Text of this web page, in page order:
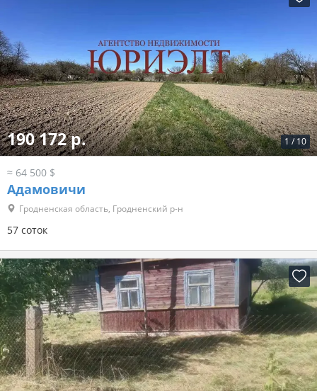
1 / 10
190 172 р.
≈ 64 500 $
Адамовичи
Гродненская область, Гродненский р-н
57 соток